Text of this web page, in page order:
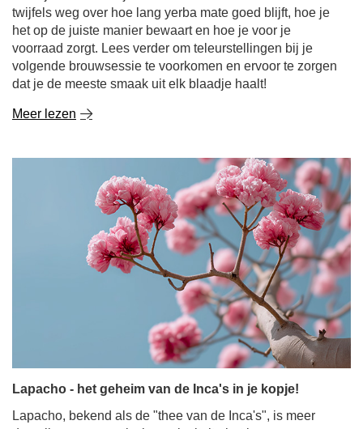
Lapacho - het geheim van de Inca's in je kopje!
Lapacho, bekend als de "thee van de Inca's", is meer
dan alleen een exotische curiositeit - het is een ware
schat van de natuur. Deze unieke plant heeft een lange
gebruiksgeschiedenis in de Zuid-Amerikaanse
volksgeneeskunde. Eeuwenlang hielp de schors bij
infecties, ontstekingen en spijsverteringsproblemen.
ingrediënt van kruidenthee en yerba mate. Ontdek wat